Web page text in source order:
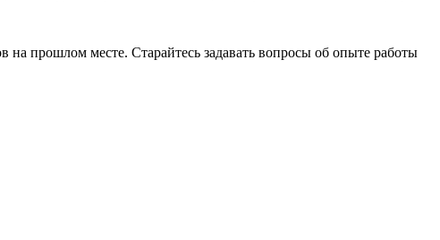
на прошлом месте. Старайтесь задавать вопросы об опыте работы